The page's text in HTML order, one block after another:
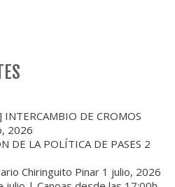
DE CROMOS
2026
DE LA POLÍTICA DE PASES 2
Chiringuito Pinar 1 julio, 2026